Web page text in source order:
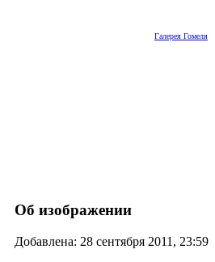
Галерея Гомеля
Об изображении
Добавлена: 28 сентября 2011, 23:59